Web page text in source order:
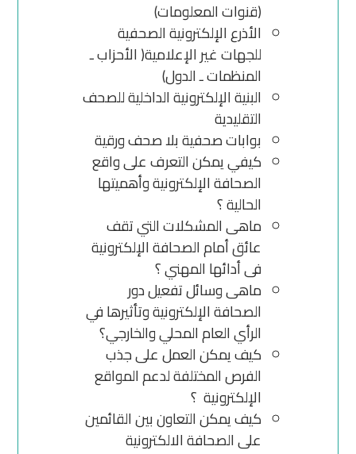
(قنوات المعلومات)
الأذرع الإلكترونية الصحفية
للجهات غير الإعلامية( الأحزاب ـ
المنظمات ـ الدول)
البنية الإلكترونية الداخلية للصحف
التقليدية
بوابات صحفية بلا صحف ورقية
كيفي يمكن التعرف على واقع
الصحافة الإلكترونية وأهميتها
الحالية ؟
ماهى المشكلات التي تقف
عائق أمام الصحافة الإلكترونية
فى أدائها المهني ؟
ماهى وسائل تفعيل دور
الصحافة الإلكترونية وتأثيرها في
الرأي العام المحلي والخارجي؟
كيف يمكن العمل على جذب
الفرص المختلفة لدعم المواقع
الإلكترونية ؟
كيف يمكن التعاون بين القائمين
على الصحافة الالكترونية